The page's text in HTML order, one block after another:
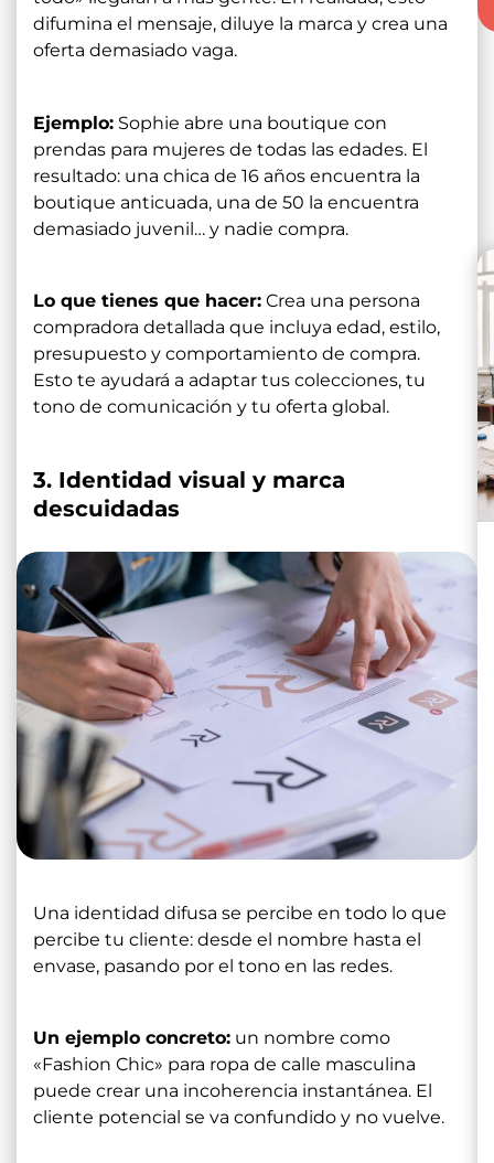
difumina el mensaje, diluye la marca y crea una
oferta demasiado vaga.
Ejemplo: Sophie abre una boutique con
prendas para mujeres de todas las edades. El
resultado: una chica de 16 años encuentra la
boutique anticuada, una de 50 la encuentra
demasiado juvenil… y nadie compra.
Lo que tienes que hacer: Crea una persona
compradora detallada que incluya edad, estilo,
presupuesto y comportamiento de compra.
Esto te ayudará a adaptar tus colecciones, tu
tono de comunicación y tu oferta global.
3. Identidad visual y marca
descuidadas
Una identidad difusa se percibe en todo lo que
percibe tu cliente: desde el nombre hasta el
envase, pasando por el tono en las redes.
Un ejemplo concreto: un nombre como
«Fashion Chic» para ropa de calle masculina
puede crear una incoherencia instantánea. El
cliente potencial se va confundido y no vuelve.